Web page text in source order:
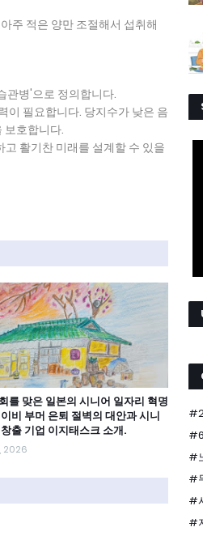
주 적은 양만 조절해서 섭취해
관병'으로 정의합니다.
이 필요합니다. 당지수가 낮은 음
보호합니다.
활기찬 미래를 설계할 수 있을
를 맞은 일본의 시니어 일자리 혁명
비 부머 은퇴 절벽의 대안과 시니
출 기업 이지태스크 소개.
2026 #
#
#
#